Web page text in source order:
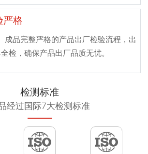
严格
成品完整严格的产品出厂检验流程，出
检，确保产品出厂品质无忧。
检测标准
经过国际7大检测标准